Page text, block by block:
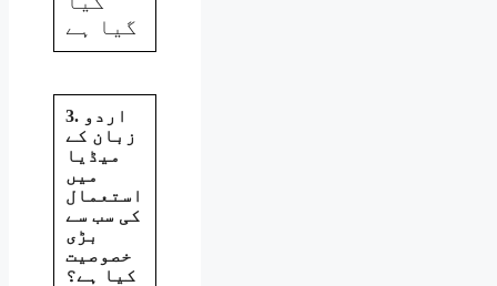
گیا ہے
3. اردو
زبان کے
میڈیا
میں
استعمال
کی سب سے
بڑی
خصوصیت
کیا ہے؟